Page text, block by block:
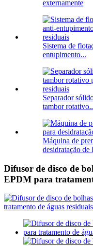
externamente
Sistema de
entupimento...
Separador
tambor
Máquina de
desidratação de
Difusor de disco de
EPDM para